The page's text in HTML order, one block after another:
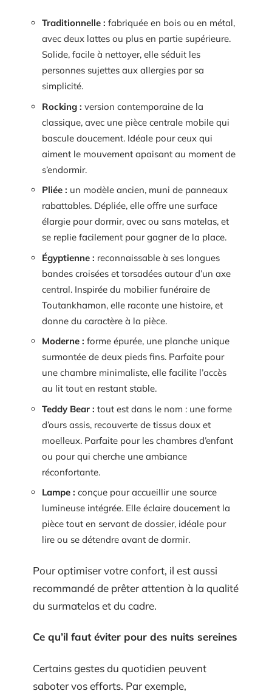
Traditionnelle : fabriquée en bois ou en métal,
avec deux lattes ou plus en partie supérieure.
Solide, facile à nettoyer, elle séduit les
personnes sujettes aux allergies par sa
simplicité.
Rocking : version contemporaine de la
classique, avec une pièce centrale mobile qui
bascule doucement. Idéale pour ceux qui
aiment le mouvement apaisant au moment de
s’endormir.
Pliée : un modèle ancien, muni de panneaux
rabattables. Dépliée, elle offre une surface
élargie pour dormir, avec ou sans matelas, et
se replie facilement pour gagner de la place.
Égyptienne : reconnaissable à ses longues
bandes croisées et torsadées autour d’un axe
central. Inspirée du mobilier funéraire de
Toutankhamon, elle raconte une histoire, et
donne du caractère à la pièce.
Moderne : forme épurée, une planche unique
surmontée de deux pieds fins. Parfaite pour
une chambre minimaliste, elle facilite l’accès
au lit tout en restant stable.
Teddy Bear : tout est dans le nom : une forme
d’ours assis, recouverte de tissus doux et
moelleux. Parfaite pour les chambres d’enfant
ou pour qui cherche une ambiance
réconfortante.
Lampe : conçue pour accueillir une source
lumineuse intégrée. Elle éclaire doucement la
pièce tout en servant de dossier, idéale pour
lire ou se détendre avant de dormir.
Pour optimiser votre confort, il est aussi
recommandé de prêter attention à la qualité
du surmatelas et du cadre.
Ce qu’il faut éviter pour des nuits sereines
Certains gestes du quotidien peuvent
saboter vos efforts. Par exemple,